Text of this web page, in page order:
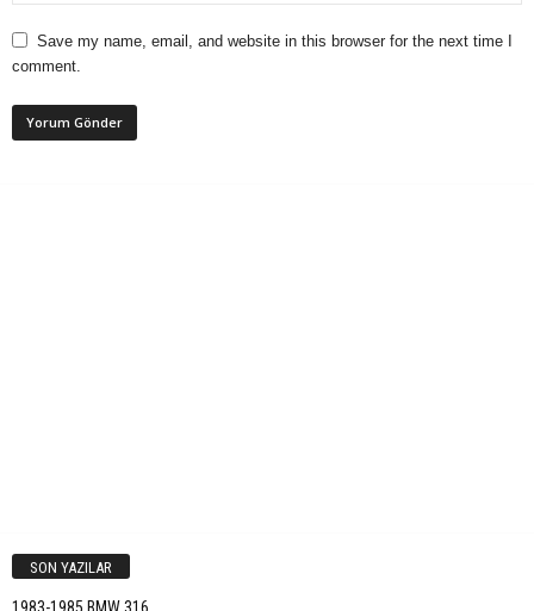
Save my name, email, and website in this browser for the next time I
comment.
SON YAZILAR
1983-1985 BMW 316